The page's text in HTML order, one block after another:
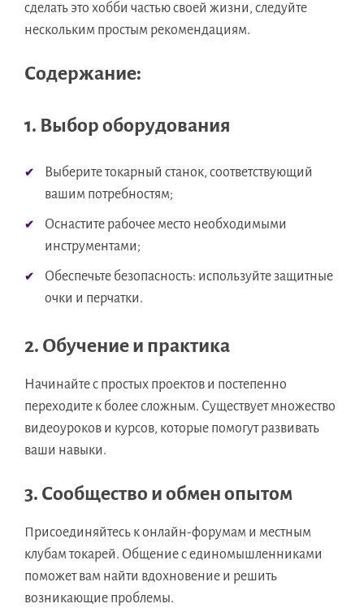
сделать это хобби частью своей жизни, следуйте
нескольким простым рекомендациям.
Содержание:
1. Выбор оборудования
Выберите токарный станок, соответствующий
вашим потребностям;
Оснастите рабочее место необходимыми
инструментами;
Обеспечьте безопасность: используйте защитные
очки и перчатки.
2. Обучение и практика
Начинайте с простых проектов и постепенно
переходите к более сложным. Существует множество
видеоуроков и курсов, которые помогут развивать
ваши навыки.
3. Сообщество и обмен опытом
Присоединяйтесь к онлайн-форумам и местным
клубам токарей. Общение с единомышленниками
поможет вам найти вдохновение и решить
возникающие проблемы.